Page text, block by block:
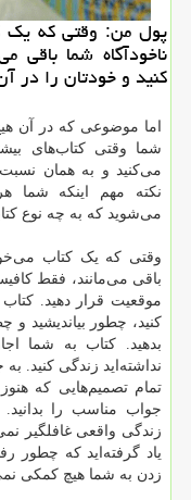
پول من: وقتی كه یك
ناخودآگاه شما باقی
كنید و خودتان را در
اما موضوعی که در آن
شما وقتی کتاب‌های
می‌کنید و به همان
نکته مهم اینکه شما
می‌شوید که به چه نوع
وقتی که یک کتاب
باقی می‌مانند، فقط
موقعیت قرار دهید.
کنید، چطور بیاندیشید
بدهید. کتاب به شما
نداشته‌اید زندگی کنید.
تمام تصمیم‌هایی که
جواب مناسب را
زندگی واقعی غافلگیر
یاد گرفته‌اید که چطور
زدن به شما هیچ کمکی